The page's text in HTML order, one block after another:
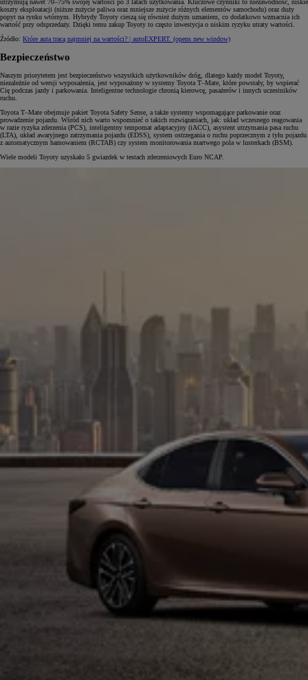
utrzymują nawet 70–75% swojej wartości po 3 latach użytkowania. Kluczowe czynniki to niezawodność, niskie
koszty eksploatacji (niższe zużycie paliwa oraz mniejsze zużycie różnych elementów samochodu) oraz duży
popyt na rynku wtórnym. Hybrydy Toyoty cieszą się również dużym uznaniem, co dodatkowo wzmacnia ich
wartość przy odsprzedaży. Dzięki temu zakup Toyoty to często inwestycja o niskim ryzyku utraty wartości.
Źródło: Które auta tracą najmniej na wartości? | autoEXPERT. (opens new window)
Bezpieczeństwo
Naszym priorytetem jest bezpieczeństwo wszystkich użytkowników dróg, dlatego każdy model Toyoty,
niezależnie od wersji wyposażenia, jest wyposażony w systemy Toyota T–Mate, które powstały, by wspierać
Cię podczas jazdy i parkowania. Inteligentne technologie chronią kierowcę, pasażerów i innych uczestników
ruchu.
Toyota T–Mate obejmuje pakiet Toyota Safety Sense, a także systemy wspomagające parkowanie oraz
prowadzenie pojazdu. Wśród nich warto wspomnieć o takich rozwiązaniach, jak: układ wczesnego reagowania
w razie ryzyka zderzenia (PCS), inteligentny tempomat adaptacyjny (iACC), asystent utrzymania pasa ruchu
(LTA), układ awaryjnego zatrzymania pojazdu (EDSS), system ostrzegania o ruchu poprzecznym z tyłu pojazdu
z automatycznym hamowaniem (RCTAB) czy system monitorowania martwego pola w lusterkach (BSM).
Wiele modeli Toyoty uzyskało 5 gwiazdek w testach zderzeniowych Euro NCAP.